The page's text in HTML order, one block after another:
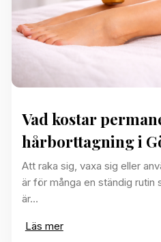
Vad kostar
hårborttagning i
Att raka sig, vaxa sig eller
är för många en ständig rutin
är…
Läs mer